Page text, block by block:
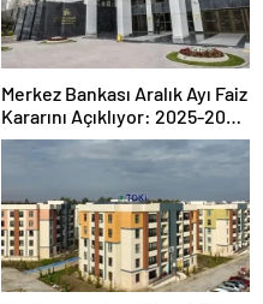
Merkez Bankası Aralık Ayı Faiz
Kararını Açıklıyor: 2025-2026
Takvimi